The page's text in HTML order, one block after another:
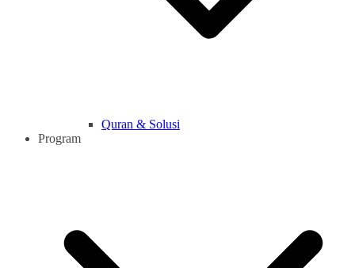
Quran & Solusi
Program